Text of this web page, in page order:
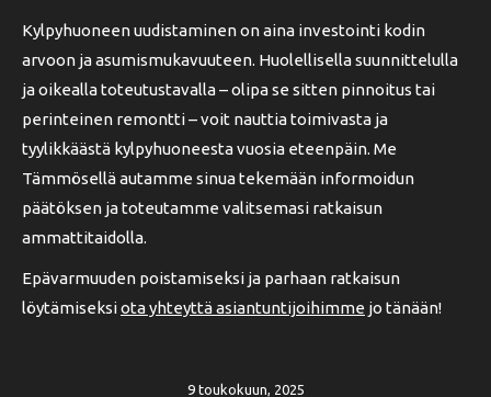
Kylpyhuoneen uudistaminen on aina investointi kodin
arvoon ja asumismukavuuteen. Huolellisella suunnittelulla
ja oikealla toteutustavalla – olipa se sitten pinnoitus tai
perinteinen remontti – voit nauttia toimivasta ja
tyylikkäästä kylpyhuoneesta vuosia eteenpäin. Me
Tämmösellä autamme sinua tekemään informoidun
päätöksen ja toteutamme valitsemasi ratkaisun
ammattitaidolla.
Epävarmuuden poistamiseksi ja parhaan ratkaisun
löytämiseksiota yhteyttä asiantuntijoihimme jo tänään!
9 toukokuun, 2025